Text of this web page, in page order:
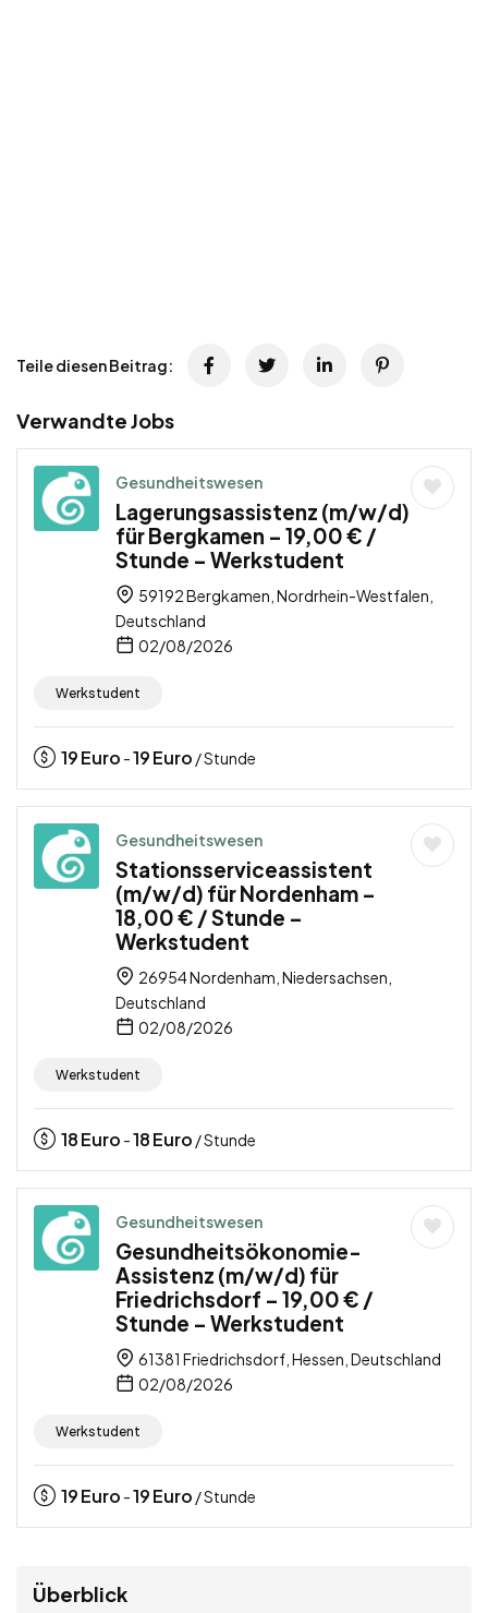
Teile diesen Beitrag:
Verwandte Jobs
Gesundheitswesen
Lagerungsassistenz (m/w/d)
für Bergkamen – 19,00 € /
Stunde – Werkstudent
59192 Bergkamen, Nordrhein-Westfalen,
Deutschland
02/08/2026
Werkstudent
19Euro -19Euro / Stunde
Gesundheitswesen
Stationsserviceassistent
(m/w/d) für Nordenham –
18,00 € / Stunde –
Werkstudent
26954 Nordenham, Niedersachsen,
Deutschland
02/08/2026
Werkstudent
18Euro -18Euro / Stunde
Gesundheitswesen
Gesundheitsökonomie-
Assistenz (m/w/d) für
Friedrichsdorf – 19,00 € /
Stunde – Werkstudent
61381 Friedrichsdorf, Hessen, Deutschland
02/08/2026
Werkstudent
19Euro -19Euro / Stunde
Überblick